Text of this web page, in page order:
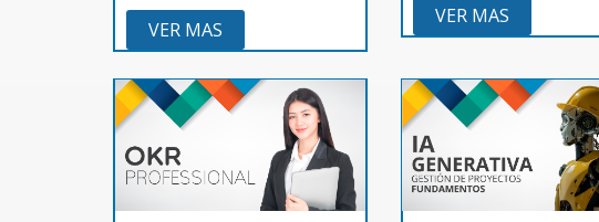
VER MAS
VER MAS